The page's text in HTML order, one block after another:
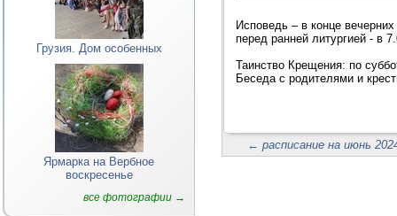
Грузия. Дом особенных
Ярмарка на Вербное
воскресенье
все фотографии →
Исповедь – в конце
перед ранней литургией - в
Таинство Крещения: по
Беседа с родителями и
← расписание на июнь